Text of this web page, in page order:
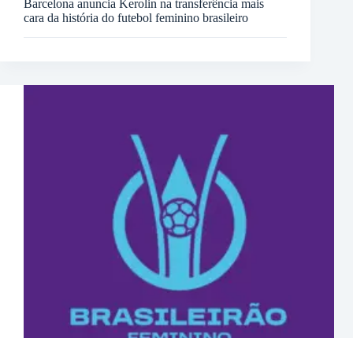
Barcelona anuncia Kerolin na transferência mais
cara da história do futebol feminino brasileiro